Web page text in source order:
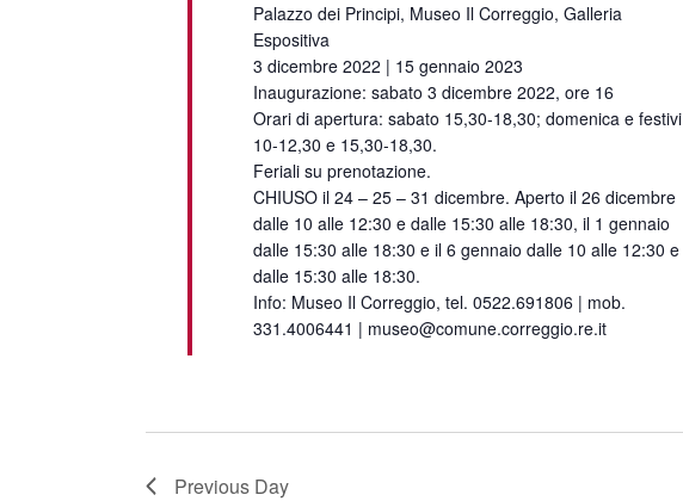
Palazzo dei Principi, Museo Il Correggio, Galleria
Espositiva
3 dicembre 2022 | 15 gennaio 2023
Inaugurazione: sabato 3 dicembre 2022, ore 16
Orari di apertura: sabato 15,30-18,30; domenica e festivi
10-12,30 e 15,30-18,30.
Feriali su prenotazione.
CHIUSO il 24 – 25 – 31 dicembre. Aperto il 26 dicembre
dalle 10 alle 12:30 e dalle 15:30 alle 18:30, il 1 gennaio
dalle 15:30 alle 18:30 e il 6 gennaio dalle 10 alle 12:30 e
dalle 15:30 alle 18:30.
Info: Museo Il Correggio, tel. 0522.691806 | mob.
331.4006441 | museo@comune.correggio.re.it
Previous Day